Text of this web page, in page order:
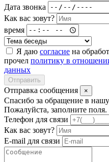
Дата звонка
Как вас зовут?
время
Я даю согласие на
прочел политику в
данных
Отправить
Отправка сообщения ×
Спасибо за обращение в
Пожалуйста, заполните поля.
Телефон для связи
Как вас зовут?
E-mail для связи